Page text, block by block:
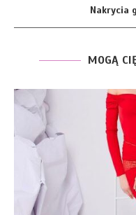
Nakrycia
MOGĄ